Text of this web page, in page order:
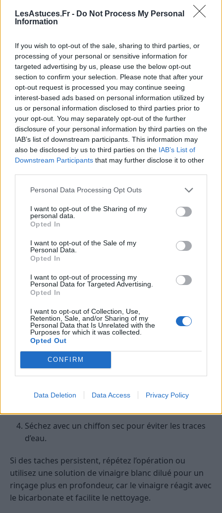
LesAstuces.Fr - Do Not Process My Personal
Information
If you wish to opt-out of the sale, sharing to third parties, or
processing of your personal or sensitive information for
targeted advertising by us, please use the below opt-out
section to confirm your selection. Please note that after your
opt-out request is processed you may continue seeing
interest-based ads based on personal information utilized by
us or personal information disclosed to third parties prior to
your opt-out. You may separately opt-out of the further
disclosure of your personal information by third parties on the
IAB’s list of downstream participants. This information may
also be disclosed by us to third parties on the IAB’s List of
Downstream Participants that may further disclose it to other
Personal Data Processing Opt Outs
I want to opt-out of the Sharing of my
personal data.
Opted In
I want to opt-out of the Sale of my
Personal Data.
Opted In
I want to opt-out of processing my
Personal Data for Targeted Advertising.
Opted In
I want to opt-out of Collection, Use,
Retention, Sale, and/or Sharing of my
Personal Data that Is Unrelated with the
Purposes for which it was collected.
Opted Out
CONFIRM
Data Deletion Data Access Privacy Policy
Dans tous les cas, couvrir le four avec un film
pâte ne sèche trop rapidement est conseillé.
Une pose prolongée favorise la pénétration du
bicarbonate dans les résidus, facilitant leur
élimination lors du rinçage.
Le rinçage : étape clé pour un
nettoyage facile et sans traces
Matériel nécessaire
Eventuellement un vinaigre blanc pour un rinçage
en profondeur
Procédé de rinçage
éponge humide pour retirer la pâte de
bicarbonate. Commencez par les zones moins
encrassées, puis passez aux endroits plus
difficiles.
Rincez régulièrement l’éponge à l’eau chaude
pour éliminer les résidus de pâte et de graisse
dissoute.
Pour finir, passez un chiffon doux imbibé d’eau
enlever toute trace de bicarbonate et désinfecter
l’intérieur du four.
Séchez avec un chiffon sec pour éviter les traces
d’eau.
Si des taches persistent, répétez l’opération ou
utilisez une solution de vinaigre blanc dilué pour un
rinçage plus en profondeur, car le vinaigre réagit avec
le bicarbonate et facilite le nettoyage.